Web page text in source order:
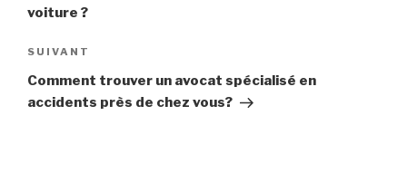
voiture ?
Article
suivant
SUIVANT
Comment trouver un avocat spécialisé en
accidents près de chez vous?